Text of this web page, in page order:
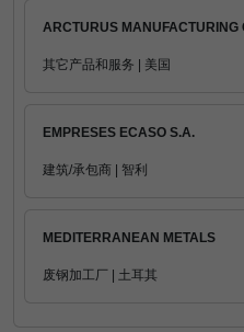
ARCTURUS MANUFACTURING
其它产品和服务 | 美国
EMPRESES ECASO S.A.
建筑/承包商 | 智利
MEDITERRANEAN METALS
废钢加工厂 | 土耳其